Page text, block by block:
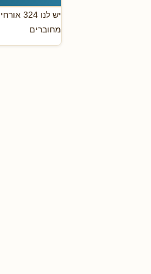
יש לנו
מחוברים